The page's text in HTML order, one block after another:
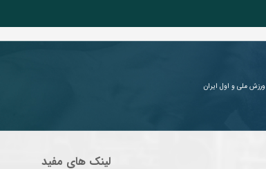
ورزش ملی و اول ایران
لینک های مفید